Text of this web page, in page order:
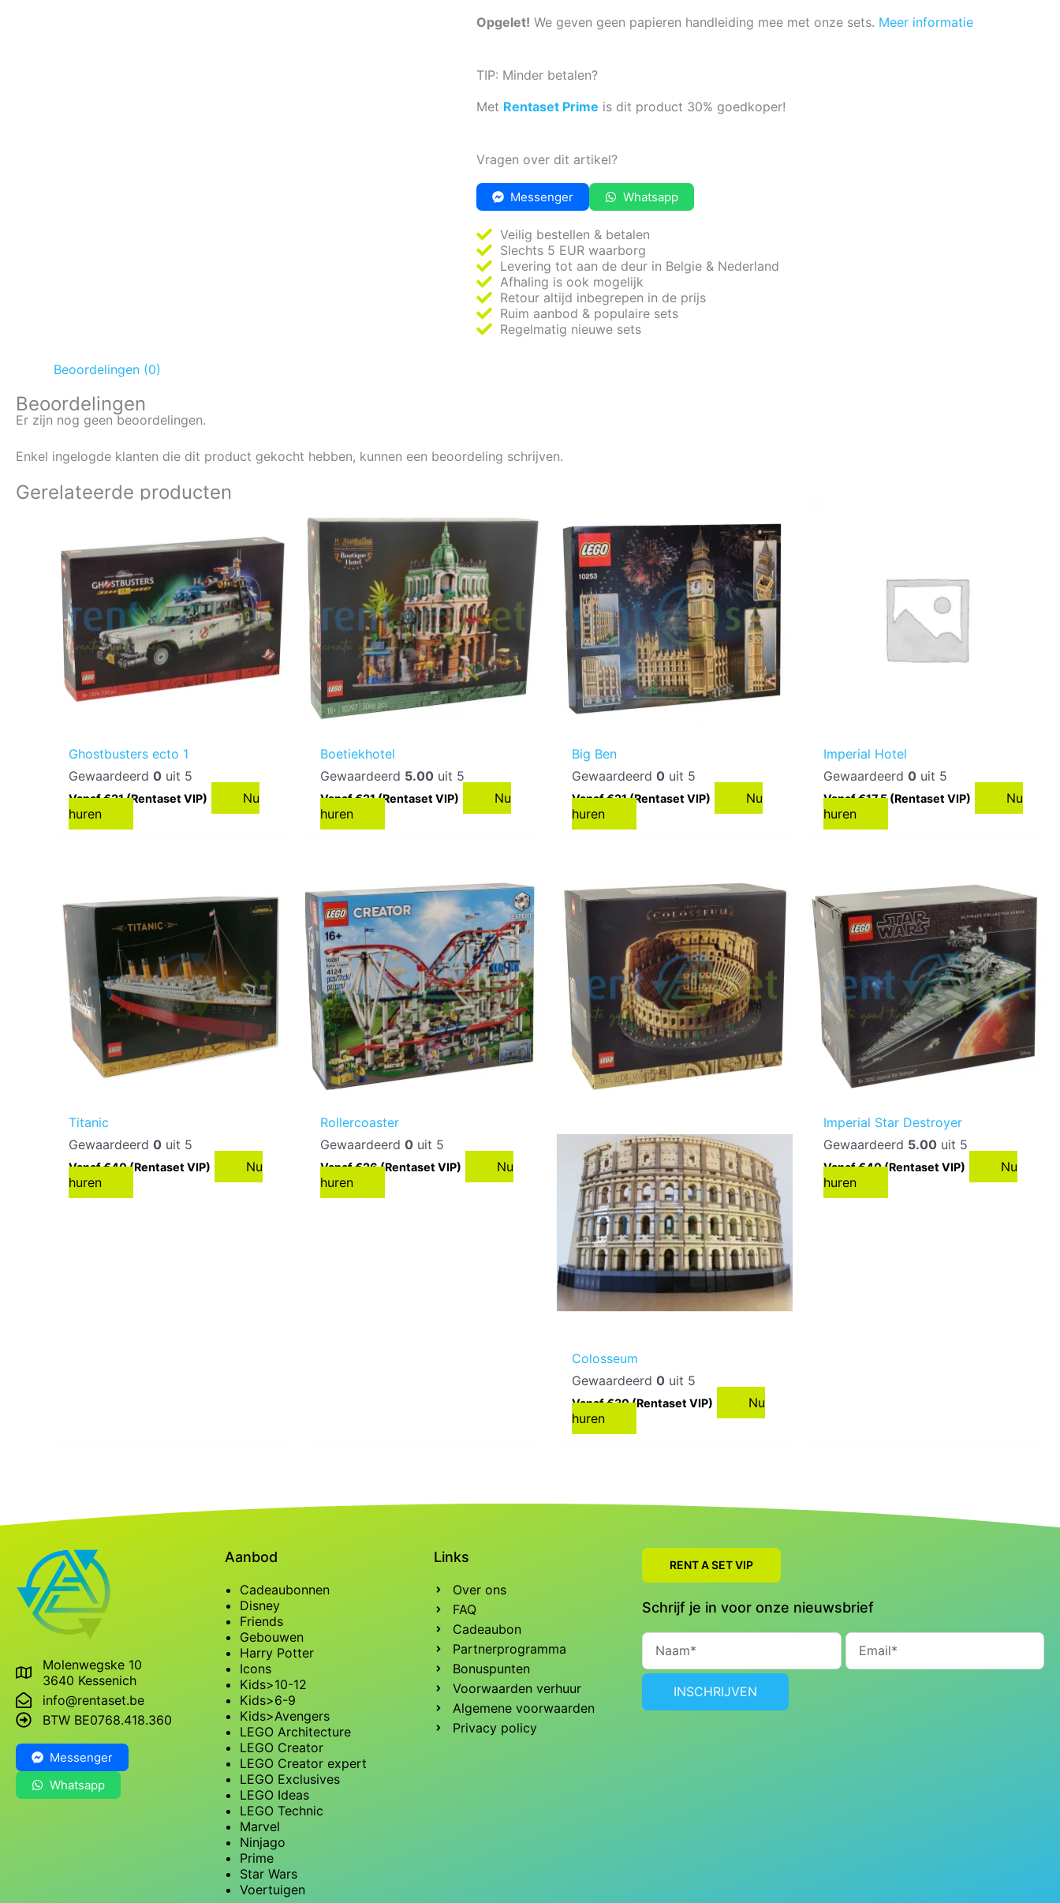
Opgelet! We geven geen papieren handleiding mee met onze sets. Meer informatie
TIP: Minder betalen?
Met Rentaset Prime is dit product 30% goedkoper!
Vragen over dit artikel?
Messenger Whatsapp
Veilig bestellen & betalen
Slechts 5 EUR waarborg
Levering tot aan de deur in Belgie & Nederland
Afhaling is ook mogelijk
Retour altijd inbegrepen in de prijs
Ruim aanbod & populaire sets
Regelmatig nieuwe sets
Beoordelingen (0)
Beoordelingen
Er zijn nog geen beoordelingen.
Enkel ingelogde klanten die dit product gekocht hebben, kunnen een beoordeling schrijven.
Gerelateerde producten
Ghostbusters ecto 1
Gewaardeerd0 uit 5
Vanaf €21 (Rentaset VIP)
Nu
huren
Boetiekhotel
Gewaardeerd 5.00 uit 5
Vanaf €21 (Rentaset VIP)
Nu
huren
Big Ben
Gewaardeerd0 uit 5
Vanaf €21 (Rentaset VIP)
Nu
huren
Imperial Hotel
Gewaardeerd0 uit 5
Vanaf €17,5 (Rentaset VIP)
Nu
huren
Titanic
Gewaardeerd0 uit 5
Vanaf €40 (Rentaset VIP)
Nu
huren
Rollercoaster
Gewaardeerd0 uit 5
Vanaf €26 (Rentaset VIP)
Nu
huren
Colosseum
Gewaardeerd0 uit 5
Vanaf €30 (Rentaset VIP)
Nu
huren
Imperial Star Destroyer
Gewaardeerd 5.00 uit 5
Vanaf €40 (Rentaset VIP)
Nu
huren
Molenwegske 10
3640 Kessenich
info@rentaset.be
BTW BE0768.418.360
Messenger
Whatsapp
Aanbod
Cadeaubonnen
Disney
Friends
Gebouwen
Harry Potter
Icons
Kids>10-12
Kids>6-9
Kids>Avengers
LEGO Architecture
LEGO Creator
LEGO Creator expert
LEGO Exclusives
LEGO Ideas
LEGO Technic
Marvel
Ninjago
Prime
Star Wars
Voertuigen
Links
Over ons
FAQ
Cadeaubon
Partnerprogramma
Bonuspunten
Voorwaarden verhuur
Algemene voorwaarden
Privacy policy
RENT A SET VIP
Schrijf je in voor onze nieuwsbrief
Naam Email
INSCHRIJVEN